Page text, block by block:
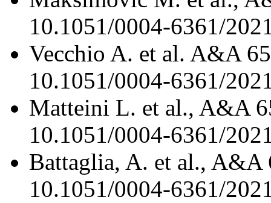
10.1051/0004-6361/
Vecchio A. et al. A&A
10.1051/0004-6361/
Matteini L. et al., A&A
10.1051/0004-6361/
Battaglia, A. et al.,
10.1051/0004-6361/